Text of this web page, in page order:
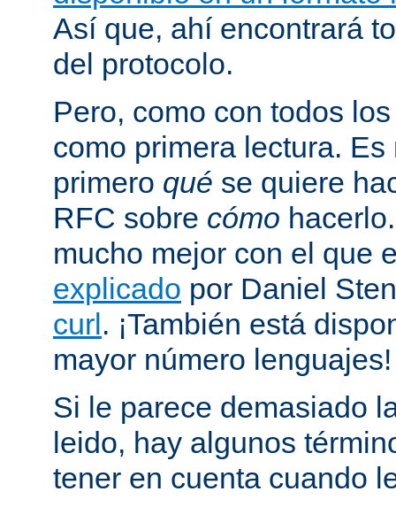
Así que, ahí encontrará
del protocolo.
Pero, como con todos
como primera lectura.
primero qué se quiere
RFC sobre cómo
mucho mejor con el que
explicado por Daniel
curl. ¡También está
mayor número lenguajes!
Si le parece demasiado
leido, hay algunos
tener en cuenta cuando